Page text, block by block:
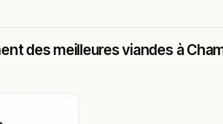
des meilleures viandes à